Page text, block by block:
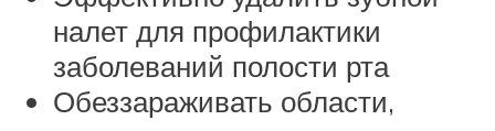
налет для профилактики
заболеваний полости рта
Обеззараживать области,